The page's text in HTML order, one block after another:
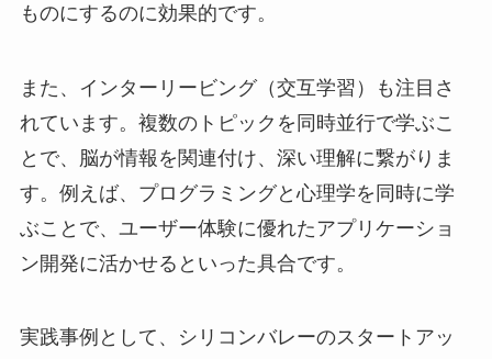
ものにするのに効果的です。
また、インターリービング（交互学習）も注目さ
れています。複数のトピックを同時並行で学ぶこ
とで、脳が情報を関連付け、深い理解に繋がりま
す。例えば、プログラミングと心理学を同時に学
ぶことで、ユーザー体験に優れたアプリケーショ
ン開発に活かせるといった具合です。
実践事例として、シリコンバレーのスタートアッ